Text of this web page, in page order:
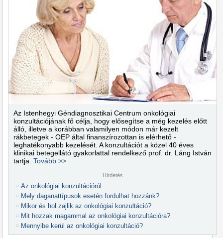
Az Istenhegyi Géndiagnosztikai Centrum onkológiai
konzultációjának fő célja, hogy elősegítse a még kezelés előtt
álló, illetve a korábban valamilyen módon már kezelt
rákbetegek - OEP által finanszírozottan is elérhető -
leghatékonyabb kezelését. A konzultációt a közel 40 éves
klinikai betegellátó gyakorlattal rendelkező prof. dr. Láng István
tartja. Tovább >>
Hirdetés
Az onkológiai konzultációról
Mely daganattípusok esetén fordulhat hozzánk?
Mikor és hol zajlik az onkológiai konzultáció?
Mit hozzak magammal az onkológiai konzultációra?
Mennyibe kerül az onkológiai konzultáció?